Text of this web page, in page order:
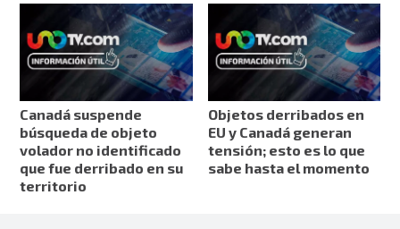
Canadá suspende
búsqueda de objeto
volador no identificado
que fue derribado en su
territorio
Objetos derribados en
EU y Canadá generan
tensión; esto es lo que
sabe hasta el momento